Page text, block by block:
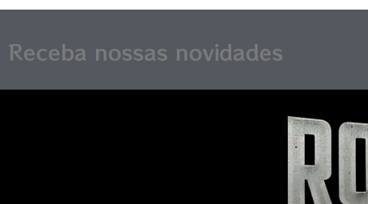
Receba nossas novidades